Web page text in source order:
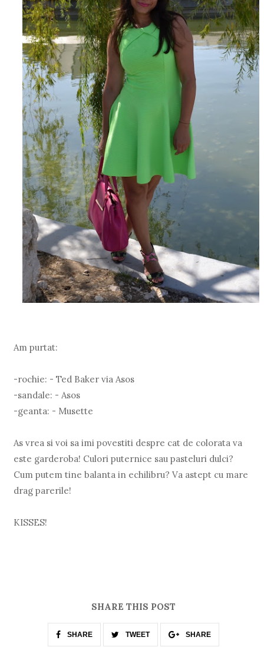
Am purtat:
-rochie: - Ted Baker via Asos
-sandale: - Asos
-geanta: - Musette
As vrea si voi sa imi povestiti despre cat de colorata va
este garderoba! Culori puternice sau pasteluri dulci?
Cum putem tine balanta in echilibru? Va astept cu mare
drag parerile!
KISSES!
SHARE THIS POST
SHARE TWEET SHARE